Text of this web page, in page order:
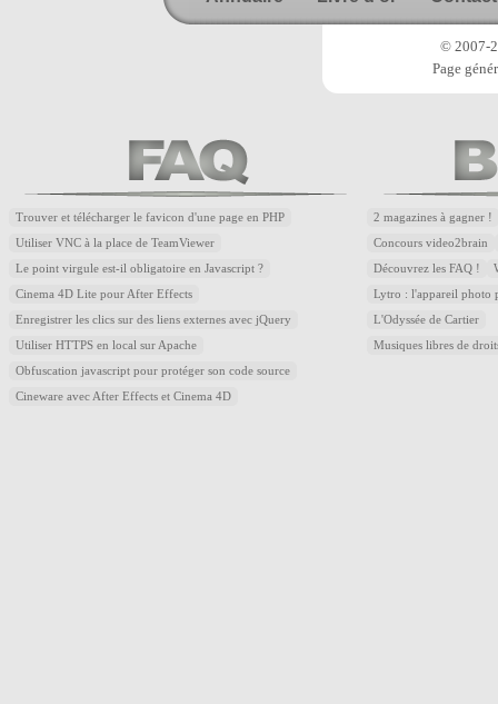
© 2007-
Page
Trouver et télécharger le favicon d'une page en PHP
Utiliser VNC à la place de TeamViewer
Le point virgule est-il obligatoire en Javascript ?
Cinema 4D Lite pour After Effects
Enregistrer les clics sur des liens externes avec jQuery
Utiliser HTTPS en local sur Apache
Obfuscation javascript pour protéger son code source
Cineware avec After Effects et Cinema 4D
2 magazines à gagner !
Concours video2brain
Découvrez les FAQ !
Lytro : l'appareil photo
L'Odyssée de Cartier
Musiques libres de